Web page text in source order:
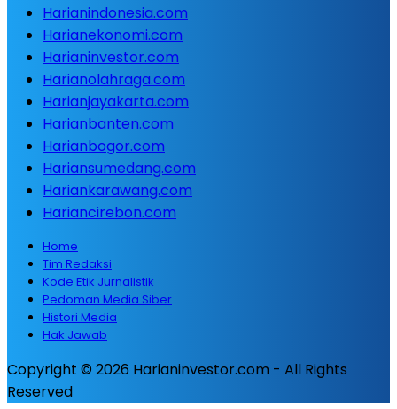
Harianindonesia.com
Harianekonomi.com
Harianinvestor.com
Harianolahraga.com
Harianjayakarta.com
Harianbanten.com
Harianbogor.com
Hariansumedang.com
Hariankarawang.com
Hariancirebon.com
Home
Tim Redaksi
Kode Etik Jurnalistik
Pedoman Media Siber
Histori Media
Hak Jawab
Copyright © 2026 Harianinvestor.com - All Rights
Reserved